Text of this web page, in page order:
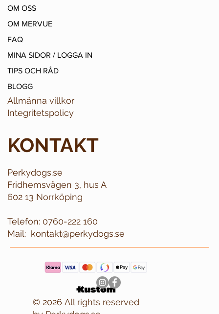
OM OSS
OM MERVUE
FAQ
MINA SIDOR / LOGGA IN
TIPS OCH RÅD
BLOGG
Allmänna villkor
Integritetspolicy
KONTAKT
Perkydogs.se
Fridhemsvägen 3, hus A
602 13 Norrköping
Telefon: 0760-222 160
kontakt@perkydogs.se
Mail:
© 2026 All rights reserved